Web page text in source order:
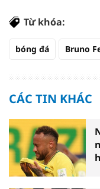
Từ khóa:
bóng đá Bruno
CÁC TIN KHÁC